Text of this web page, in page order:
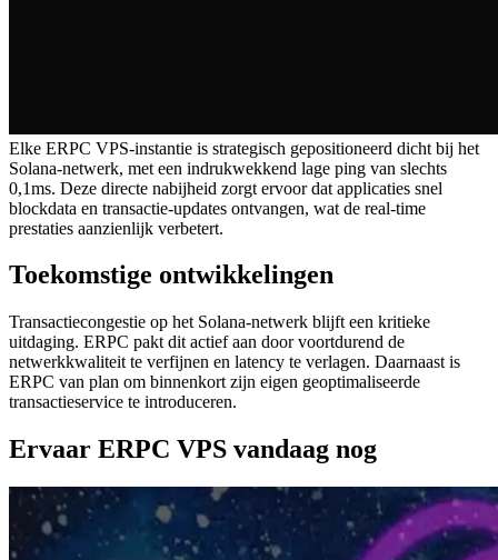
Elke ERPC VPS-instantie is strategisch gepositioneerd dicht bij het
Solana-netwerk, met een indrukwekkend lage ping van slechts
0,1ms. Deze directe nabijheid zorgt ervoor dat applicaties snel
blockdata en transactie-updates ontvangen, wat de real-time
prestaties aanzienlijk verbetert.
Toekomstige ontwikkelingen
Transactiecongestie op het Solana-netwerk blijft een kritieke
uitdaging. ERPC pakt dit actief aan door voortdurend de
netwerkkwaliteit te verfijnen en latency te verlagen. Daarnaast is
ERPC van plan om binnenkort zijn eigen geoptimaliseerde
transactieservice te introduceren.
Ervaar ERPC VPS vandaag nog